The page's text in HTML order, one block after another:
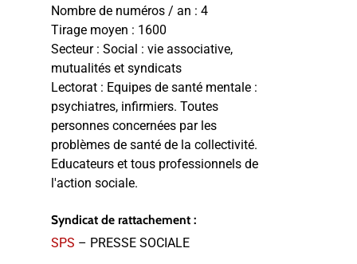
Nombre de numéros / an : 4
Tirage moyen : 1600
Secteur : Social : vie associative,
mutualités et syndicats
Lectorat : Equipes de santé mentale :
psychiatres, infirmiers. Toutes
personnes concernées par les
problèmes de santé de la collectivité.
Educateurs et tous professionnels de
l'action sociale.
Syndicat de rattachement :
SPS – PRESSE SOCIALE